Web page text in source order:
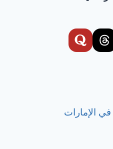
الإمارات